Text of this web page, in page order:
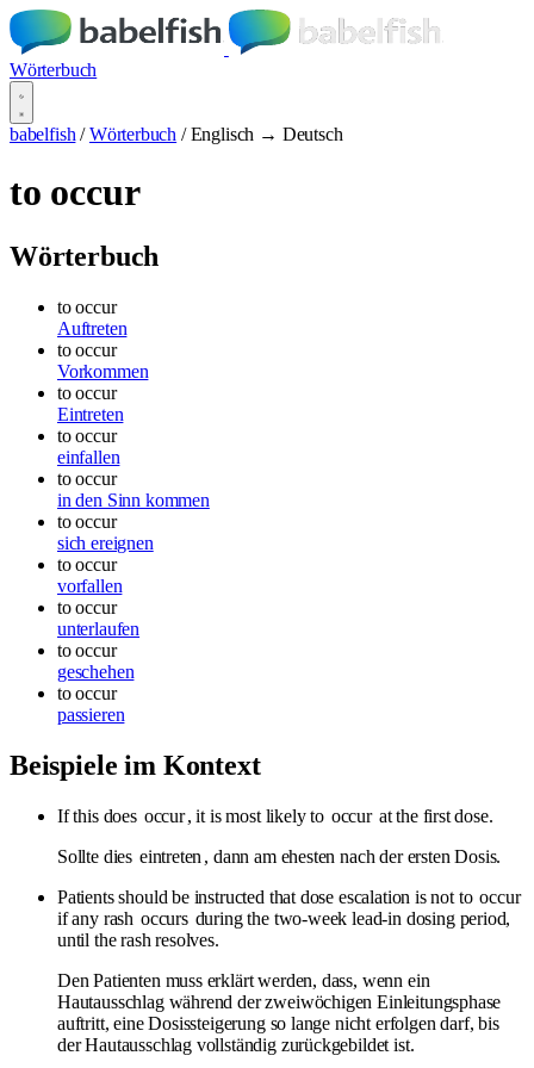
Wörterbuch
babelfish / Wörterbuch / Englisch → Deutsch
to occur
Wörterbuch
to occur
Auftreten
to occur
Vorkommen
to occur
Eintreten
to occur
einfallen
to occur
in den Sinn kommen
to occur
sich ereignen
to occur
vorfallen
to occur
unterlaufen
to occur
geschehen
to occur
passieren
Beispiele im Kontext
If this does occur, it is most likely to occur at the first dose.
Sollte dies eintreten , dann am ehesten nach der ersten Dosis.
Patients should be instructed that dose escalation is not to occur
if any rash occurs during the two-week lead-in dosing period,
until the rash resolves.
Den Patienten muss erklärt werden, dass, wenn ein
Hautausschlag während der zweiwöchigen Einleitungsphase
auftritt, eine Dosissteigerung so lange nicht erfolgen darf, bis
der Hautausschlag vollständig zurückgebildet ist.